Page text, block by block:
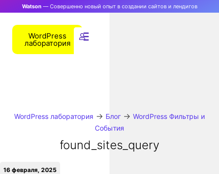
Watson— Совершенно новый опыт в создании сайтов и лендигов
WordPress
лаборатория
WordPress лаборатория → Блог → WordPress Фильтры и
События
found_sites_query
16 февраля, 2025